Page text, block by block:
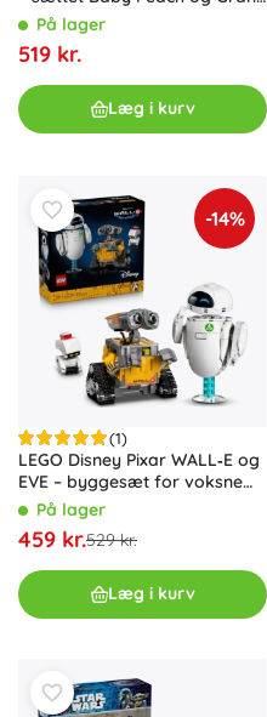
PrixPå lager
519 kr.
Læg i kurv
-14%
(1)
LEGO Disney Pixar WALL‑E og
EVE – byggesæt for voksne
(811 klodser)
På lager
459 kr.529 kr.
Læg i kurv